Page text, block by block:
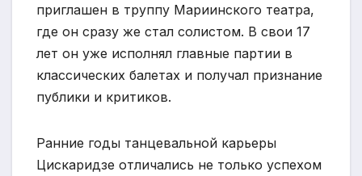
приглашен в труппу Мариинского театра,
где он сразу же стал солистом. В свои 17
лет он уже исполнял главные партии в
классических балетах и получал признание
публики и критиков.
Ранние годы танцевальной карьеры
Цискаридзе отличались не только успехом